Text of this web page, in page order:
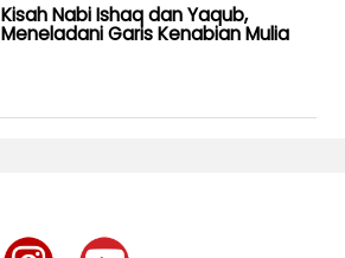
Kisah Nabi Ishaq dan Yaqub,
Meneladani Garis Kenabian Mulia